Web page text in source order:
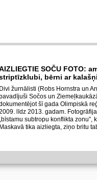
SOČU FOTO:
bērni ar
Divi žurnālisti (Robs Hornstra un
Sočos un
šī gada Olimpiskā
līdz 2013. gadam.
subtropu konflikta zonu”,
Maskavā tika aizliegta, ziņo britu